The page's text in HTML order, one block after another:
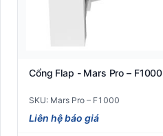
Cổng Flap - Mars Pro – F1000
SKU: Mars Pro – F1000
Liên hệ báo giá